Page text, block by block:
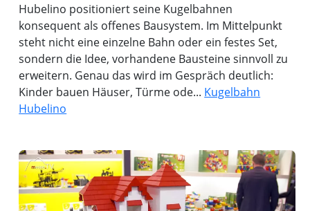
Hubelino positioniert seine Kugelbahnen
konsequent als offenes Bausystem. Im Mittelpunkt
steht nicht eine einzelne Bahn oder ein festes Set,
sondern die Idee, vorhandene Bausteine sinnvoll zu
erweitern. Genau das wird im Gespräch deutlich:
Kinder bauen Häuser, Türme ode... Kugelbahn
Hubelino